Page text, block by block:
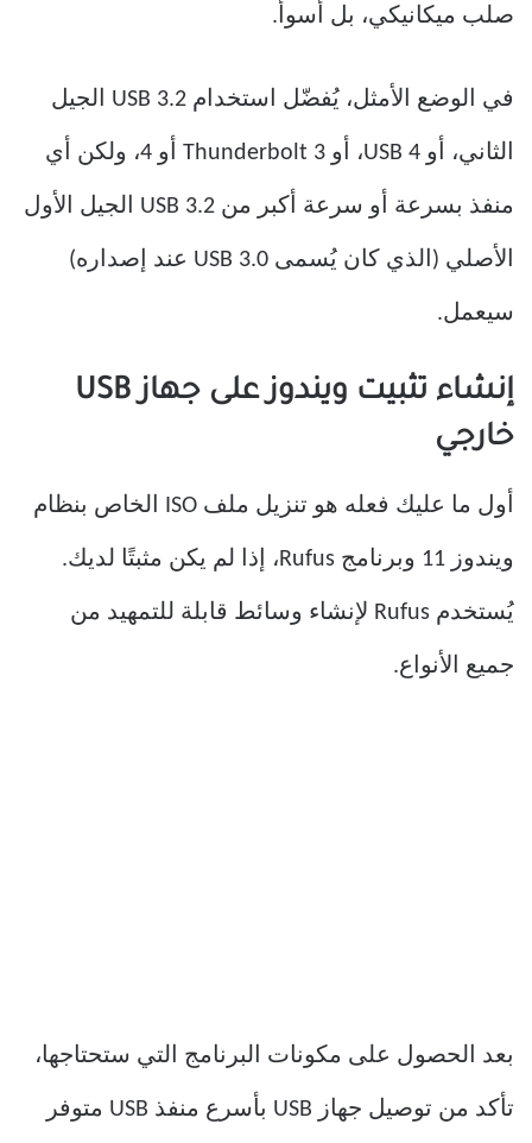
صلب ميكانيكي، بل أسوأ.
في الوضع الأمثل، يُفضّل استخدام USB 3.2 الجيل
الثاني، أو USB 4، أو Thunderbolt 3 أو 4، ولكن أي
منفذ بسرعة أو سرعة أكبر من USB 3.2 الجيل الأول
الأصلي (الذي كان يُسمى USB 3.0 عند إصداره)
سيعمل.
إنشاء تثبيت ويندوز على جهاز USB
خارجي
أول ما عليك فعله هو تنزيل ملف ISO الخاص بنظام
ويندوز 11 وبرنامج Rufus، إذا لم يكن مثبتًا لديك.
يُستخدم Rufus لإنشاء وسائط قابلة للتمهيد من
جميع الأنواع.
بعد الحصول على مكونات البرنامج التي ستحتاجها،
تأكد من توصيل جهاز USB بأسرع منفذ USB متوفر